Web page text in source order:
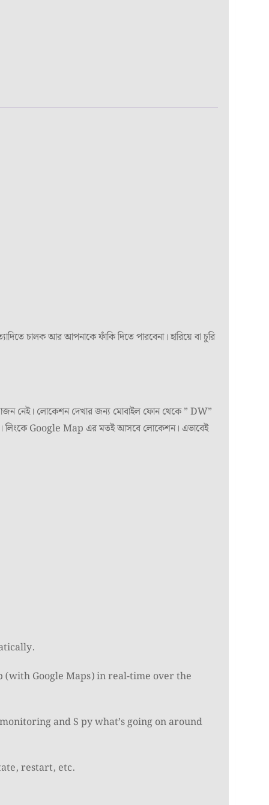
চালক আর আপনাকে ফাঁকি দিতে পারবেনা। হারিয়ে বা চুরি
নেই। লোকেশন দেখার জন্য মোবাইল ফোন থেকে ” DW”
লিংকে Google Map এর মতই আসবে লোকেশন। এভাবেই
Google Maps) in real-time over the
and S py what’s going on around
restart, etc.